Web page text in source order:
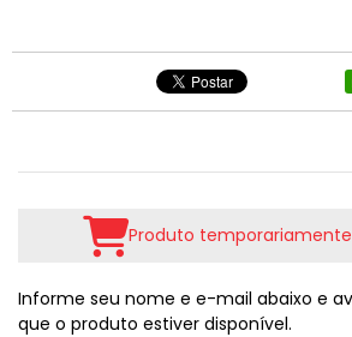
Produto
Informe seu nome e e-mail abaixo e
que o produto estiver disponível.